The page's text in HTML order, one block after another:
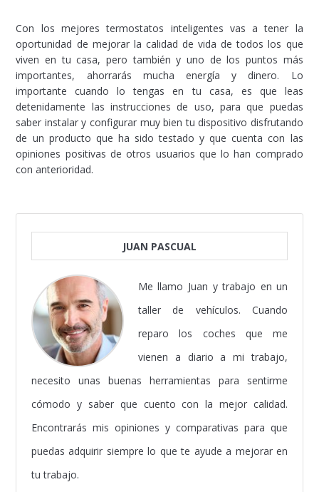
Con los mejores termostatos inteligentes vas a tener la
oportunidad de mejorar la calidad de vida de todos los que
viven en tu casa, pero también y uno de los puntos más
importantes, ahorrarás mucha energía y dinero. Lo
importante cuando lo tengas en tu casa, es que leas
detenidamente las instrucciones de uso, para que puedas
saber instalar y configurar muy bien tu dispositivo disfrutando
de un producto que ha sido testado y que cuenta con las
opiniones positivas de otros usuarios que lo han comprado
con anterioridad.
JUAN PASCUAL
Me llamo Juan y trabajo en un
taller de vehículos. Cuando
reparo los coches que me
vienen a diario a mi trabajo,
necesito unas buenas herramientas para sentirme
cómodo y saber que cuento con la mejor calidad.
Encontrarás mis opiniones y comparativas para que
puedas adquirir siempre lo que te ayude a mejorar en
tu trabajo.